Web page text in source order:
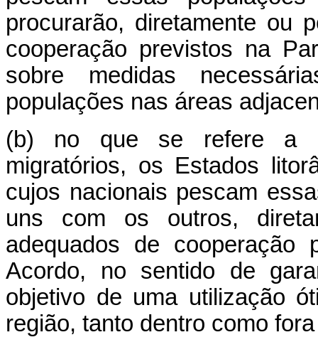
procurarão, diretamente ou
cooperação previstos na
sobre medidas
populações nas áreas
(b) no que se refere a
migratórios, os Estados
cujos nacionais pescam
uns com os outros,
adequados de
Acordo, no sentido de
objetivo de uma utilização
região, tanto dentro como